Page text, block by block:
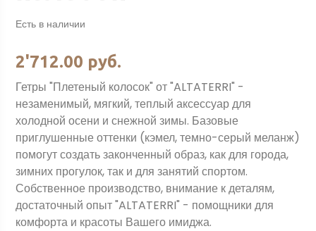
Есть в наличии
2'712.00 руб.
Гетры "Плетеный колосок" от "ALTATERRI" -
незаменимый, мягкий, теплый аксессуар для
холодной осени и снежной зимы. Базовые
приглушенные оттенки (кэмел, темно-серый меланж)
помогут создать законченный образ, как для города,
зимних прогулок, так и для занятий спортом.
Собственное производство, внимание к деталям,
достаточный опыт "ALTATERRI" - помощники для
комфорта и красоты Вашего имиджа.